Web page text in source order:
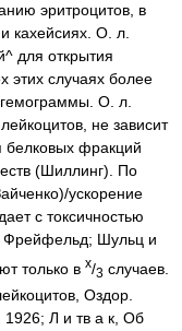
эритроцитов, в
кахейсиях. О. л.
для открытия
этих случаях более
О. л.
не зависит
белковых фракций
(Шиллинг). По
ускорение
с токсичностью
Фрейфельд; Шульц и
только в х/3 случаев.
Оздор.
Л и тв а к, Об